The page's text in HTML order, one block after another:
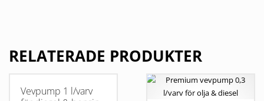
RELATERADE PRODUKTER
Vevpump 1 l/varv